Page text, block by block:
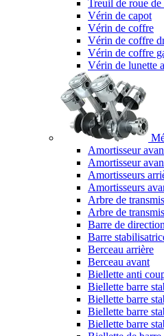
Treuil de roue de
Vérin de capot
Vérin de coffre
Vérin de coffre
Vérin de coffre
Vérin de lunette
Amortisseur
Amortisseur
Amortisseurs
Amortisseurs
Arbre de
Arbre de
Barre de
Barre
Berceau arrière
Berceau avant
Biellette anti
Biellette barre
Biellette barre
Biellette barre
Biellette barre